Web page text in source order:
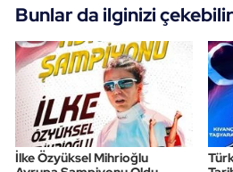
Bunlar da ilginizi çekebilir
İlke Özyüksel Mihrioğlu